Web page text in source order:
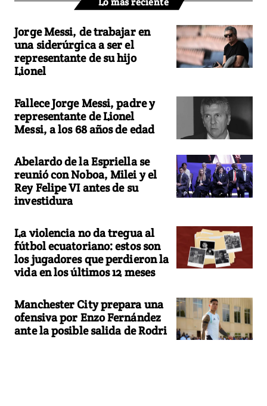
Jorge Messi, de trabajar en
una siderúrgica a ser el
representante de su hijo
Lionel
Fallece Jorge Messi, padre y
representante de Lionel
Messi, a los 68 años de edad
Abelardo de la Espriella se
reunió con Noboa, Milei y el
Rey Felipe VI antes de su
investidura
La violencia no da tregua al
fútbol ecuatoriano: estos son
los jugadores que perdieron la
vida en los últimos 12 meses
Manchester City prepara una
ofensiva por Enzo Fernández
ante la posible salida de Rodri